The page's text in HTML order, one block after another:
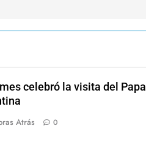
celebró la visita del Papa
Atrás 0